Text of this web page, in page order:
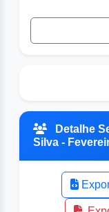
Detalhe
Silva -